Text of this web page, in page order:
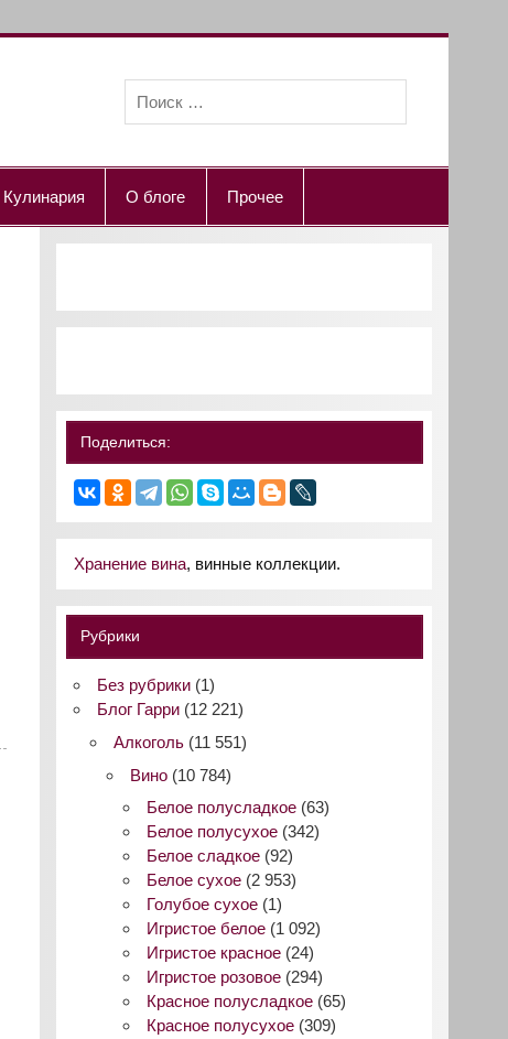
Кулинария О блоге Прочее
Поделиться:
Хранение вина, винные коллекции.
Рубрики
Без рубрики(1)
Блог Гарри(12 221)
Алкоголь (11 551)
Вино (10 784)
Белое полусладкое (63)
Белое полусухое (342)
Белое сладкое (92)
Белое сухое (2 953)
Голубое сухое (1)
Игристое белое (1 092)
Игристое красное (24)
Игристое розовое (294)
Красное полусладкое (65)
Красное полусухое (309)